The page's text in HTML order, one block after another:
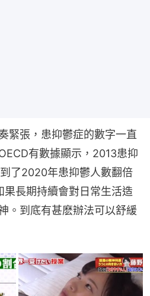
緊張，患抑鬱症的數字一直
有數據顯示，2013患抑
了2020年患抑鬱人數翻倍
果長期持續會對日常生活造
。到底有甚麽辦法可以舒緩